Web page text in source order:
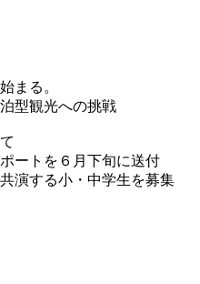
まる。
型観光への挑戦
ートを６月下旬に送付
演する小・中学生を募集